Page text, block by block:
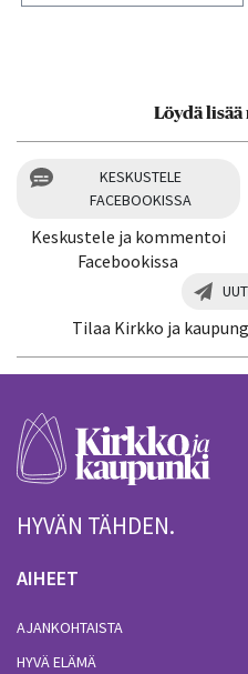
Löydä
KESKUSTELE
FACEBOOKISSA
Keskustele ja kommentoi
Facebookissa
Tilaa Kirkko ja
HYVÄN TÄHDEN.
AIHEET
AJANKOHTAISTA
HYVÄ ELÄMÄ